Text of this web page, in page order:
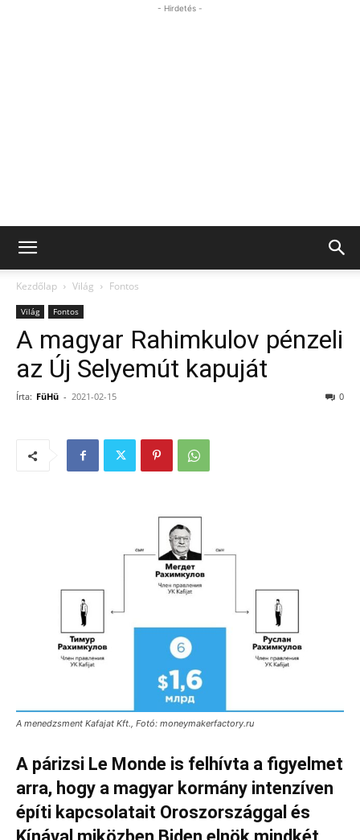
- Hirdetés -
Kezdőlap Világ Fontos
Világ Fontos
A magyar Rahimkulov pénzeli
az Új Selyemút kapuját
Írta: FüHü - 2021-02-15 0
A menedzsment Kafajat Kft., Fotó: moneymakerfactory.ru
A párizsi Le Monde is felhívta a figyelmet
arra, hogy a magyar kormány intenzíven
építi kapcsolatait Oroszországgal és